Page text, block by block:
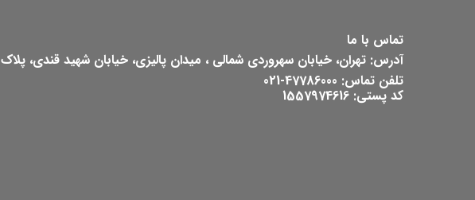
تماس با ما
آدرس: تهران، خیابان سهروردی شمالی ، میدان پالیزی، خیابان شهید قندی، پلاک 26 واحد 4
تلفن تماس: 47786000-021
کد پستی: 1557974616